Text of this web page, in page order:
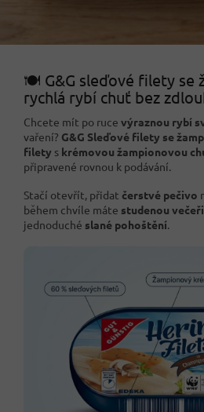
🍽️ G&G sleďové filety se
rychlá rybí chuť bez
Chcete mít po ruce výraznou rybí
vaření? G&G Sleďové filety se
filety s krémovou žampionovou
připravené rovnou k podávání.
Stačí otevřít, přidat čerstvé pečivo
během chvíle máte studenou večeři
jednoduché slané pohoštění.